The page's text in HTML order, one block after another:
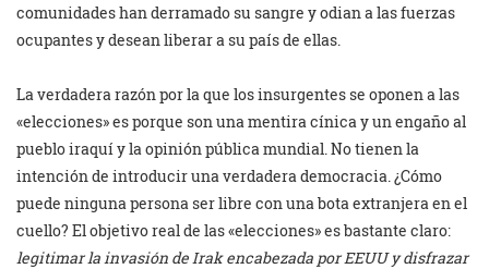
comunidades han derramado su sangre y odian a las fuerzas
ocupantes y desean liberar a su país de ellas.
La verdadera razón por la que los insurgentes se oponen a las
«elecciones» es porque son una mentira cínica y un engaño al
pueblo iraquí y la opinión pública mundial. No tienen la
intención de introducir una verdadera democracia. ¿Cómo
puede ninguna persona ser libre con una bota extranjera en el
cuello? El objetivo real de las «elecciones» es bastante claro:
legitimar la invasión de Irak encabezada por EEUU y disfrazar